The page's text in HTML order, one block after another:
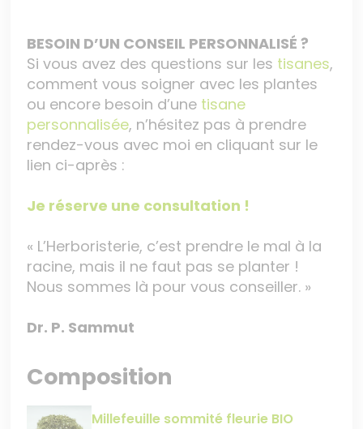
BESOIN D’UN CONSEIL PERSONNALISÉ ?
Si vous avez des questions sur les tisanes,
comment vous soigner avec les plantes
ou encore besoin d’une tisane
personnalisée, n’hésitez pas à prendre
rendez-vous avec moi en cliquant sur le
lien ci-après :
Je réserve une consultation !
« L’Herboristerie, c’est prendre le mal à la
racine, mais il ne faut pas se planter !
Nous sommes là pour vous conseiller. »
Dr. P. Sammut
Composition
Millefeuille sommité fleurie BIO